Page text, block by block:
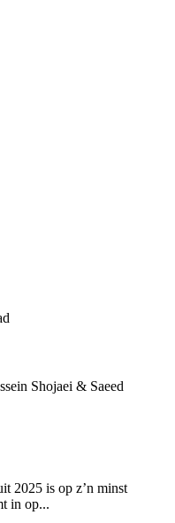
2025 is op z’n minst
in op...